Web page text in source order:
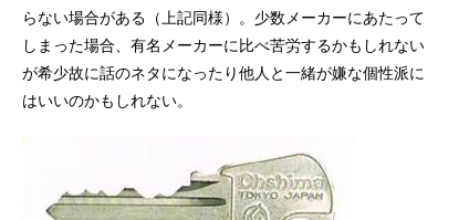
らない場合がある（上記同様）。少数メーカーにあたって
しまった場合、有名メーカーに比べ苦労するかもしれない
が希少故に話のネタになったり他人と一緒が嫌な個性派に
はいいのかもしれない。